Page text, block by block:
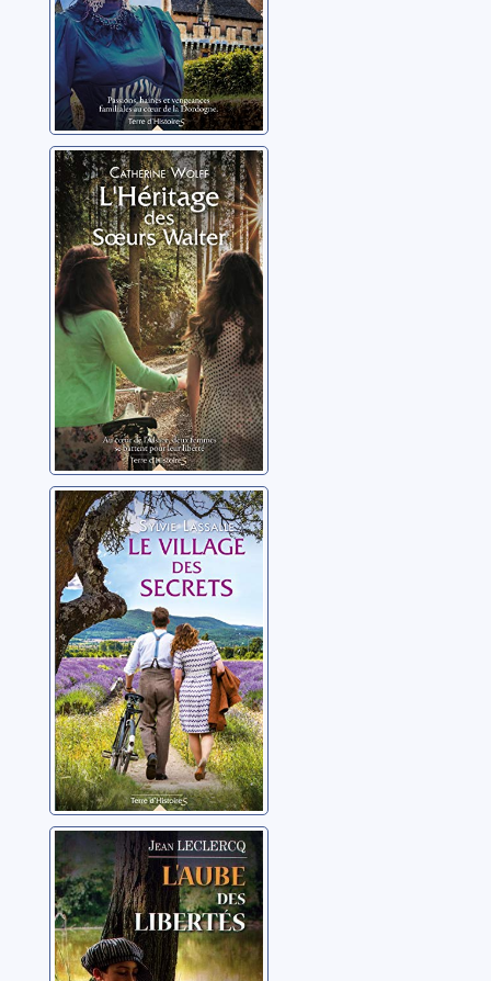
L'héritage des
soeurs Walter
Wolff, Catherine
Le village des
secrets
Lassalle, Sylvie
L'aube des
libertés
Leclercq, Jean